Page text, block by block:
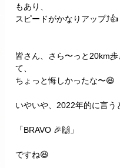
もあり、
スピードがかなりアップ⤴️👍
皆さん、さら〜っと20km
て、
ちょっと悔しかったな〜😆
いやいや、2022年的に言う
「BRAVO 🎉🙌」
ですね😆